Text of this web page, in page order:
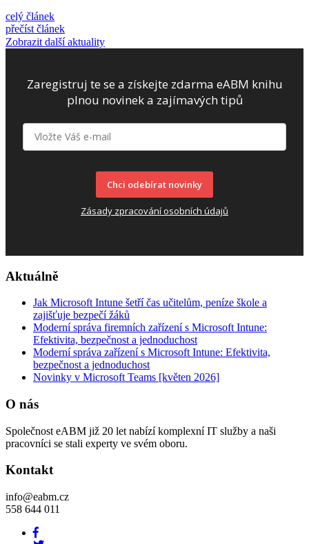
celý článek
přečíst článek
Zobrazit další aktuality
Zaregistruj te se a získejte zdarma eABM knihu
plnou novinek a zajímavých tipů
Chci odebírat novinky
Zásady zpracování osobních údajů
Aktuálně
Jak Microsoft Intune šetří čas učitelům, peníze škole a
zajišťuje bezpečí žáků
Moderní správa firemních zařízení s Microsoft Intune:
Efektivita, bezpečnost a jednoduchost
Moderní správa zařízení s Microsoft Intune: Efektivita,
bezpečnost a jednoduchost
Novinky v Microsoft Teams [květen 2026]
O nás
Společnost eABM již 20 let nabízí komplexní IT služby a naši
pracovníci se stali experty ve svém oboru.
Kontakt
info@eabm.cz
558 644 011